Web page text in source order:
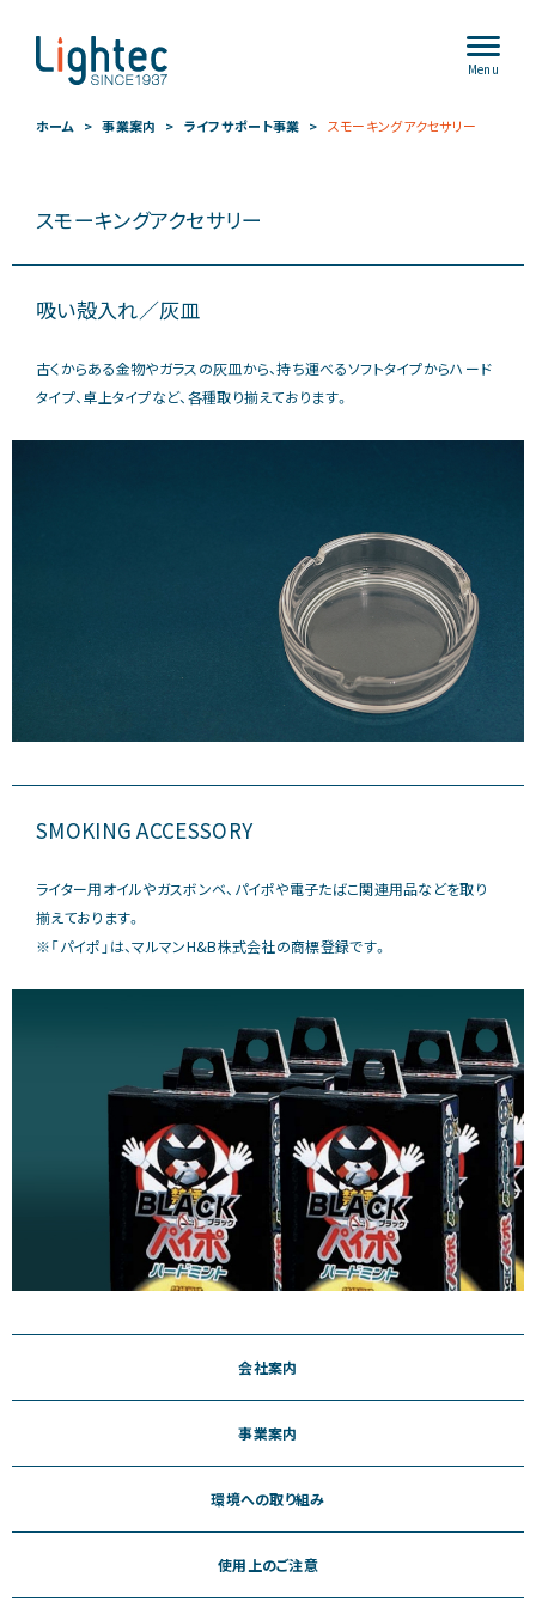
Menu
ホーム 事業案内 ライフサポート事業 スモーキングアクセサリー
スモーキングアクセサリー
吸い殻入れ／灰皿
古くからある金物やガラスの灰皿から、持ち運べるソフトタイプからハード
タイプ、卓上タイプなど、各種取り揃えております。
SMOKING ACCESSORY
ライター用オイルやガスボンベ、パイポや電子たばこ関連用品などを取り
揃えております。
※「パイポ」は、マルマンH&B株式会社の商標登録です。
会社案内
事業案内
環境への取り組み
使用上のご注意